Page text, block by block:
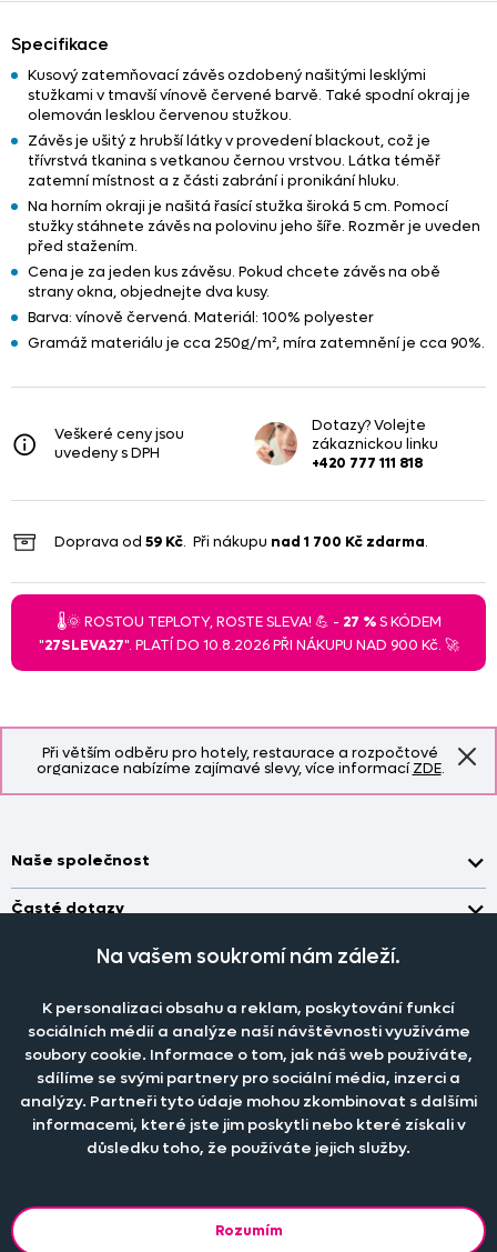
Při větším odběru pro hotely, restaurace a rozpočtové
organizace nabízíme zajímavé slevy, více informacíZDE.
Specifikace
Kusový zatemňovací závěs ozdobený našitými lesklými
stužkami v tmavší vínově červené barvě. Také spodní okraj je
olemován lesklou červenou stužkou.
Závěs je ušitý z hrubší látky v provedení blackout, což je
třívrstvá tkanina s vetkanou černou vrstvou. Látka téměř
zatemní místnost a z části zabrání i pronikání hluku.
Na horním okraji je našitá řasící stužka široká 5 cm. Pomocí
stužky stáhnete závěs na polovinu jeho šíře. Rozměr je uveden
před stažením.
Cena je za jeden kus závěsu. Pokud chcete závěs na obě
strany okna, objednejte dva kusy.
Barva: vínově červená. Materiál: 100% polyester
Gramáž materiálu je cca 250g/m², míra zatemnění je cca 90%.
Veškeré ceny jsou
uvedeny s DPH
Dotazy? Volejte
zákaznickou linku
+420 777 111 818
Doprava od 59 Kč. Při nákupu nad 1 700 Kč zdarma.
🌡️🌞 ROSTOU TEPLOTY, ROSTE SLEVA! 💪 - 27 %S KÓDEM
"27SLEVA27". PLATÍ DO 10.8.2026 PŘI NÁKUPU NAD 900 Kč. 🚀
Staňte se členem klubu Dante.cz
Objevte slevy pro členy, získejte akční nabídky, novinky, tipy a
Naše společnost
Doprava a platba
Obchodní podmínky
Katalog zdarma
Časté dotazy
Jak prát záclony a závěsy?
Jak prát povlečení a prostěradla?
Informace o materiálech
Šití záclon a závěsů
PRODEJNÍ ODDĚLENÍ - TELEFONICKY
po-pá 7:30 - 16:00
Tel.:777 111 818
e-mail:dotazy@dante.cz
reklamace:reklamace@dante.cz
Na vašem soukromí nám záleží.
K personalizaci obsahu a reklam, poskytování funkcí
sociálních médií a analýze naší návštěvnosti využíváme
soubory cookie. Informace o tom, jak náš web používáte,
sdílíme se svými partnery pro sociální média, inzerci a
analýzy. Partneři tyto údaje mohou zkombinovat s dalšími
informacemi, které jste jim poskytli nebo které získali v
důsledku toho, že používáte jejich služby.
Rozumím